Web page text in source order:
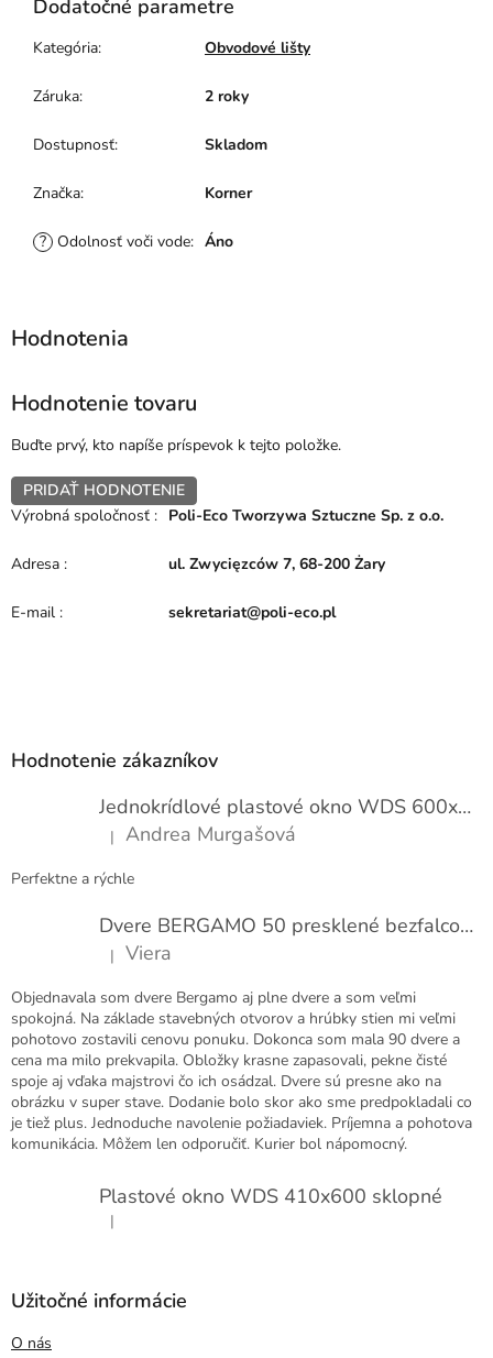
Dodatočné parametre
Kategória: Obvodové lišty
Záruka: 2 roky
Dostupnosť: Skladom
Značka: Korner
? Odolnosť voči vode: Áno
Hodnotenie tovaru
Buďte prvý, kto napíše príspevok k tejto položke.
PRIDAŤ HODNOTENIE
Výrobná spoločnosť : Poli-Eco Tworzywa Sztuczne Sp. z o.o.
Adresa : ul. Zwycięzców 7, 68-200 Żary
E-mail : sekretariat@poli-eco.pl
Hodnotenie zákazníkov
Jednokrídlové plastové okno WDS 600x1000
Hodnotenie produktu je 5 z 5 hviezdičiek.
| Andrea Murgašová
Perfektne a rýchle
Dvere BERGAMO 50 presklené bezfalcové EXTRA
Hodnotenie produktu je 5 z 5 hviezdičiek.
| Viera
Objednavala som dvere Bergamo aj plne dvere a som veľmi
spokojná. Na základe stavebných otvorov a hrúbky stien mi veľmi
pohotovo zostavili cenovu ponuku. Dokonca som mala 90 dvere a
cena ma milo prekvapila. Obložky krasne zapasovali, pekne čisté
spoje aj vďaka majstrovi čo ich osádzal. Dvere sú presne ako na
obrázku v super stave. Dodanie bolo skor ako sme predpokladali co
je tiež plus. Jednoduche navolenie požiadaviek. Príjemna a pohotova
komunikácia. Môžem len odporučiť. Kurier bol nápomocný.
Plastové okno WDS 410x600 sklopné
Hodnotenie produktu je 5 z 5 hviezdičiek.
|
Užitočné informácie
O nás